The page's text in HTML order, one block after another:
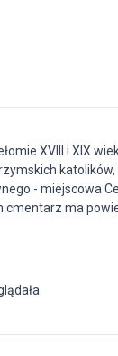
XVIII i XIX
- miejscowa
cmentarz ma